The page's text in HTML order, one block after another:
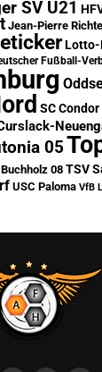
SV U21
Jean-Pierre
Lotto-
Fußball-
SC Condor
05
08 TSV
USC Paloma VfB